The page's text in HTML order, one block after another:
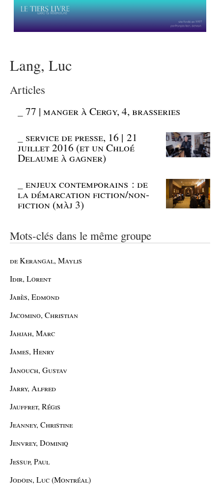
Lang, Luc
Articles
_77 | manger à Cergy, 4, brasseries
service de presse, 16 | 21
juillet 2016 (et un Chloé
Delaume à gagner)
_enjeux contemporains : de
la démarcation fiction/non-
fiction (màj 3)
Mots-clés dans le même groupe
de Kerangal, Maylis
Idir, Lorent
Jabès, Edmond
Jacomino, Christian
Jahjah, Marc
James, Henry
Janouch, Gustav
Jarry, Alfred
Jauffret, Régis
Jeanney, Christine
Jenvrey, Dominiq
Jessup, Paul
Jodoin, Luc (Montréal)